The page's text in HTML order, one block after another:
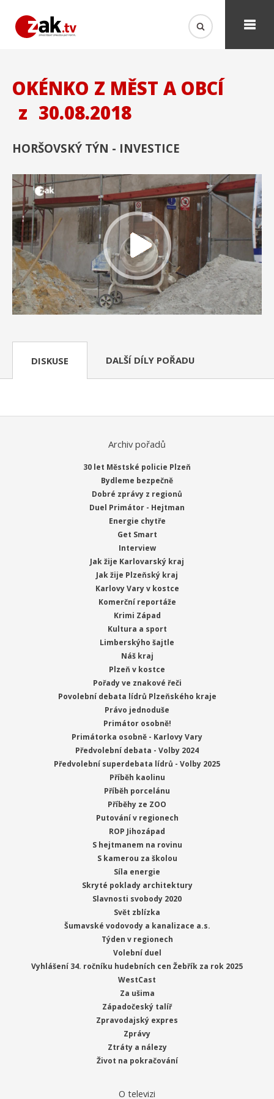
OKÉNKO Z MĚST A OBCÍ
z 30.08.2018
HORŠOVSKÝ TÝN - INVESTICE
DISKUSE DALŠÍ DÍLY POŘADU
Archiv pořadů
30 let Městské policie Plzeň
Bydleme bezpečně
Dobré zprávy z regionů
Duel Primátor - Hejtman
Energie chytře
Get Smart
Interview
Jak žije Karlovarský kraj
Jak žije Plzeňský kraj
Karlovy Vary v kostce
Komerční reportáže
Krimi Západ
Kultura a sport
Limberskýho šajtle
Náš kraj
Plzeň v kostce
Pořady ve znakové řeči
Povolební debata lídrů Plzeňského kraje
Právo jednoduše
Primátor osobně!
Primátorka osobně - Karlovy Vary
Předvolební debata - Volby 2024
Předvolební superdebata lídrů - Volby 2025
Příběh kaolinu
Příběh porcelánu
Příběhy ze ZOO
Putování v regionech
ROP Jihozápad
S hejtmanem na rovinu
S kamerou za školou
Síla energie
Skryté poklady architektury
Slavnosti svobody 2020
Svět zblízka
Šumavské vodovody a kanalizace a.s.
Týden v regionech
Volební duel
Vyhlášení 34. ročníku hudebních cen Žebřík za rok 2025
WestCast
Za ušima
Západočeský talíř
Zpravodajský expres
Zprávy
Ztráty a nálezy
Život na pokračování
O televizi